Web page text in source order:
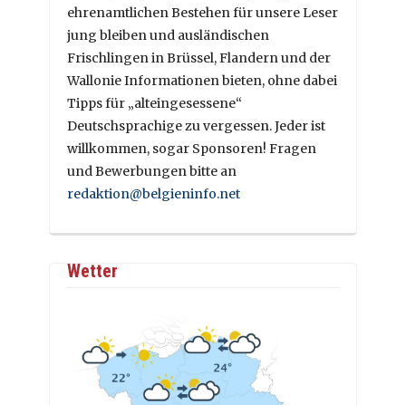
ehrenamtlichen Bestehen für unsere Leser
jung bleiben und ausländischen
Frischlingen in Brüssel, Flandern und der
Wallonie Informationen bieten, ohne dabei
Tipps für „alteingesessene“
Deutschsprachige zu vergessen. Jeder ist
willkommen, sogar Sponsoren! Fragen
und Bewerbungen bitte an
redaktion@belgieninfo.net
Wetter